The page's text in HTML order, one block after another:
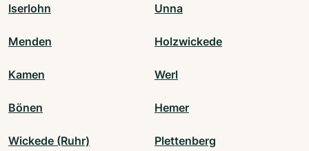
Iserlohn Unna
Menden Holzwickede
Kamen Werl
Bönen Hemer
Wickede (Ruhr) Plettenberg